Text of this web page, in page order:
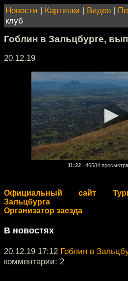
Новости | Картинки | Видео |
клуб
Гоблин в Зальцбурге,
20.12.19
11:22 46584 просмотра
Официальный сайт
Зальцбурга
Организатор заезда
В новостях
20.12.19 17:12 Гоблин в
комментарии: 2